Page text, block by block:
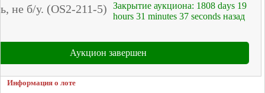
не б/у. (OS2-211-5) Закрытие аукциона: 1808 days 19
hours 31 minutes 37 seconds назад
Аукцион завершен
Информация о лоте